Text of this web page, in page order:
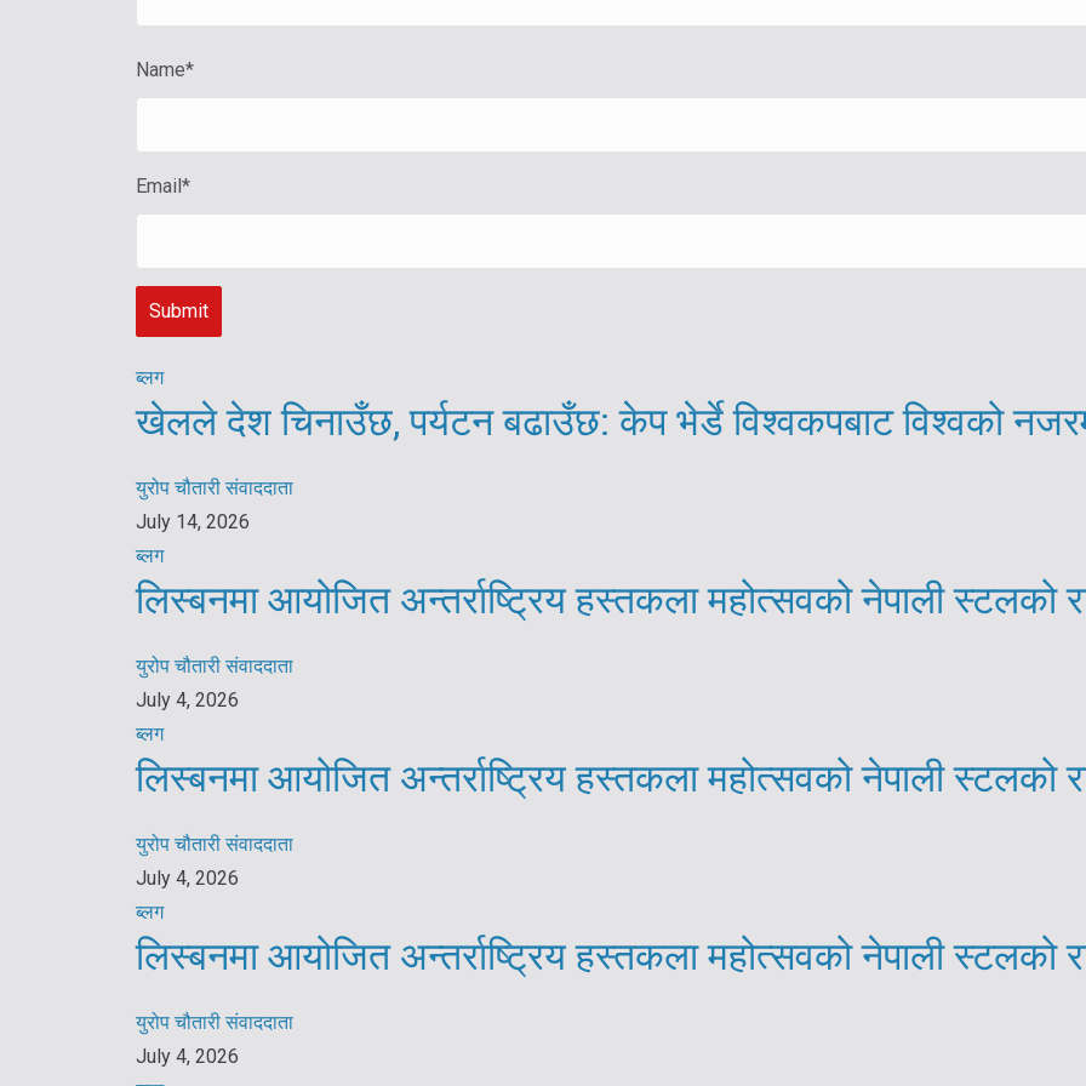
Name*
Email*
ब्लग
खेलले देश चिनाउँछ, पर्यटन बढाउँछ: केप भेर्डे विश्वकपबाट विश्वको
युरोप चौतारी संवाददाता
July 14, 2026
ब्लग
लिस्बनमा आयोजित अन्तर्राष्ट्रिय हस्तकला महोत्सवको नेपाली स्टलको
युरोप चौतारी संवाददाता
July 4, 2026
ब्लग
लिस्बनमा आयोजित अन्तर्राष्ट्रिय हस्तकला महोत्सवको नेपाली स्टलको
युरोप चौतारी संवाददाता
July 4, 2026
ब्लग
लिस्बनमा आयोजित अन्तर्राष्ट्रिय हस्तकला महोत्सवको नेपाली स्टलको
युरोप चौतारी संवाददाता
July 4, 2026